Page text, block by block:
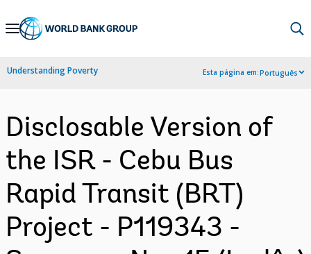
Skip
Navigation
Understanding Poverty Esta página em:Português
Disclosable Version of
the ISR - Cebu Bus
Rapid Transit (BRT)
Project - P119343 -